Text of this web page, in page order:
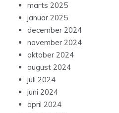
marts 2025
januar 2025
december 2024
november 2024
oktober 2024
august 2024
juli 2024
juni 2024
april 2024